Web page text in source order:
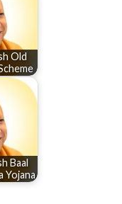
Old
Baal
Yojana